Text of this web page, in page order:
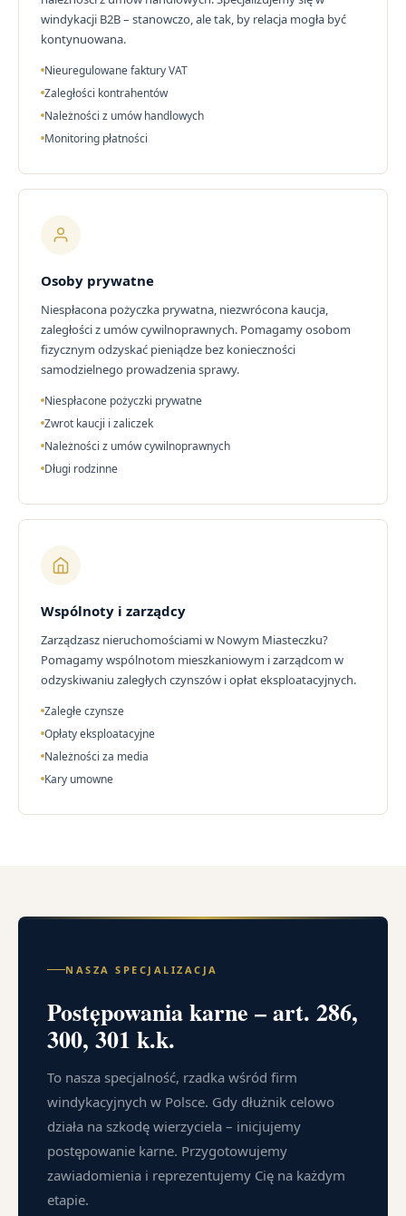
windykacji B2B – stanowczo, ale tak, by relacja mogła być
kontynuowana.
Nieuregulowane faktury VAT
Zaległości kontrahentów
Należności z umów handlowych
Monitoring płatności
Osoby prywatne
Niespłacona pożyczka prywatna, niezwrócona kaucja,
zaległości z umów cywilnoprawnych. Pomagamy osobom
fizycznym odzyskać pieniądze bez konieczności
samodzielnego prowadzenia sprawy.
Niespłacone pożyczki prywatne
Zwrot kaucji i zaliczek
Należności z umów cywilnoprawnych
Długi rodzinne
Wspólnoty i zarządcy
Zarządzasz nieruchomościami w Nowym Miasteczku?
Pomagamy wspólnotom mieszkaniowym i zarządcom w
odzyskiwaniu zaległych czynszów i opłat eksploatacyjnych.
Zaległe czynsze
Opłaty eksploatacyjne
Należności za media
Kary umowne
NASZA SPECJALIZACJA
Postępowania karne – art. 286,
300, 301 k.k.
To nasza specjalność, rzadka wśród firm
windykacyjnych w Polsce. Gdy dłużnik celowo
działa na szkodę wierzyciela – inicjujemy
postępowanie karne. Przygotowujemy
zawiadomienia i reprezentujemy Cię na każdym
etapie.